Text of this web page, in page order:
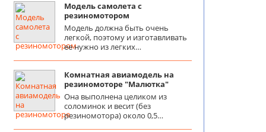
Модель самолета с
резиномотором
Модель должна быть очень
легкой, поэтому и изготавливать
ее нужно из легких…
Комнатная авиамодель на
резиномоторе "Малютка"
Она выполнена целиком из
соломинок и весит (без
резиномотора) около 0,5…